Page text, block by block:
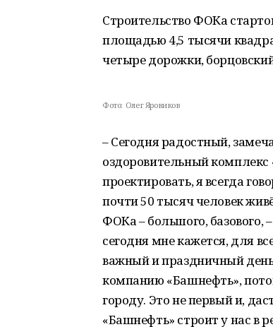
Строительство ФОКа
площадью 4,5 тысячи
четыре дорожки,
Фото: Олег Яровиков
– Сегодня радостный,
оздоровительный
проектировать, я всегда
почти 50 тысяч человек
ФОКа – большого, базового,
сегодня мне кажется, для
важный и праздничный
компанию «Башнефть»,
городу. Это не первый и,
«Башнефть» строит у нас в